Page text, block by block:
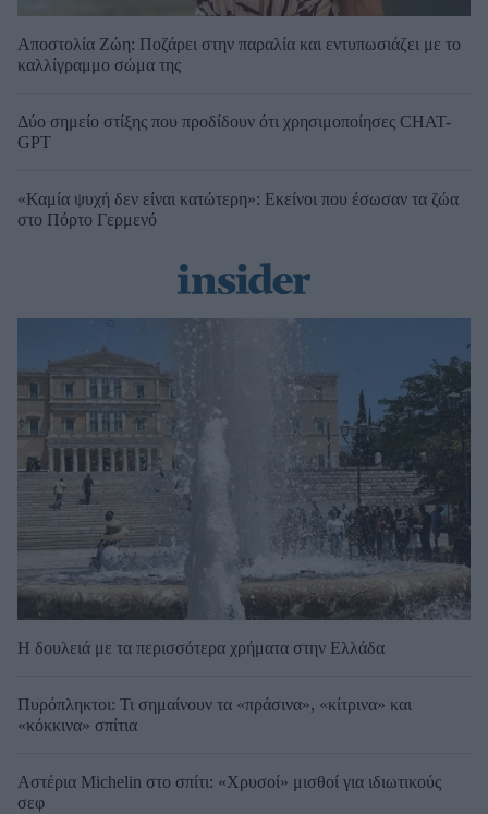
Αποστολία Ζώη: Ποζάρει στην παραλία και εντυπωσιάζει με το
καλλίγραμμο σώμα της
Δύο σημείο στίξης που προδίδουν ότι χρησιμοποίησες CHAT-
GPT
«Καμία ψυχή δεν είναι κατώτερη»: Εκείνοι που έσωσαν τα ζώα
στο Πόρτο Γερμενό
Η δουλειά με τα περισσότερα χρήματα στην Ελλάδα
Πυρόπληκτοι: Τι σημαίνουν τα «πράσινα», «κίτρινα» και
«κόκκινα» σπίτια
Αστέρια Michelin στο σπίτι: «Χρυσοί» μισθοί για ιδιωτικούς
σεφ